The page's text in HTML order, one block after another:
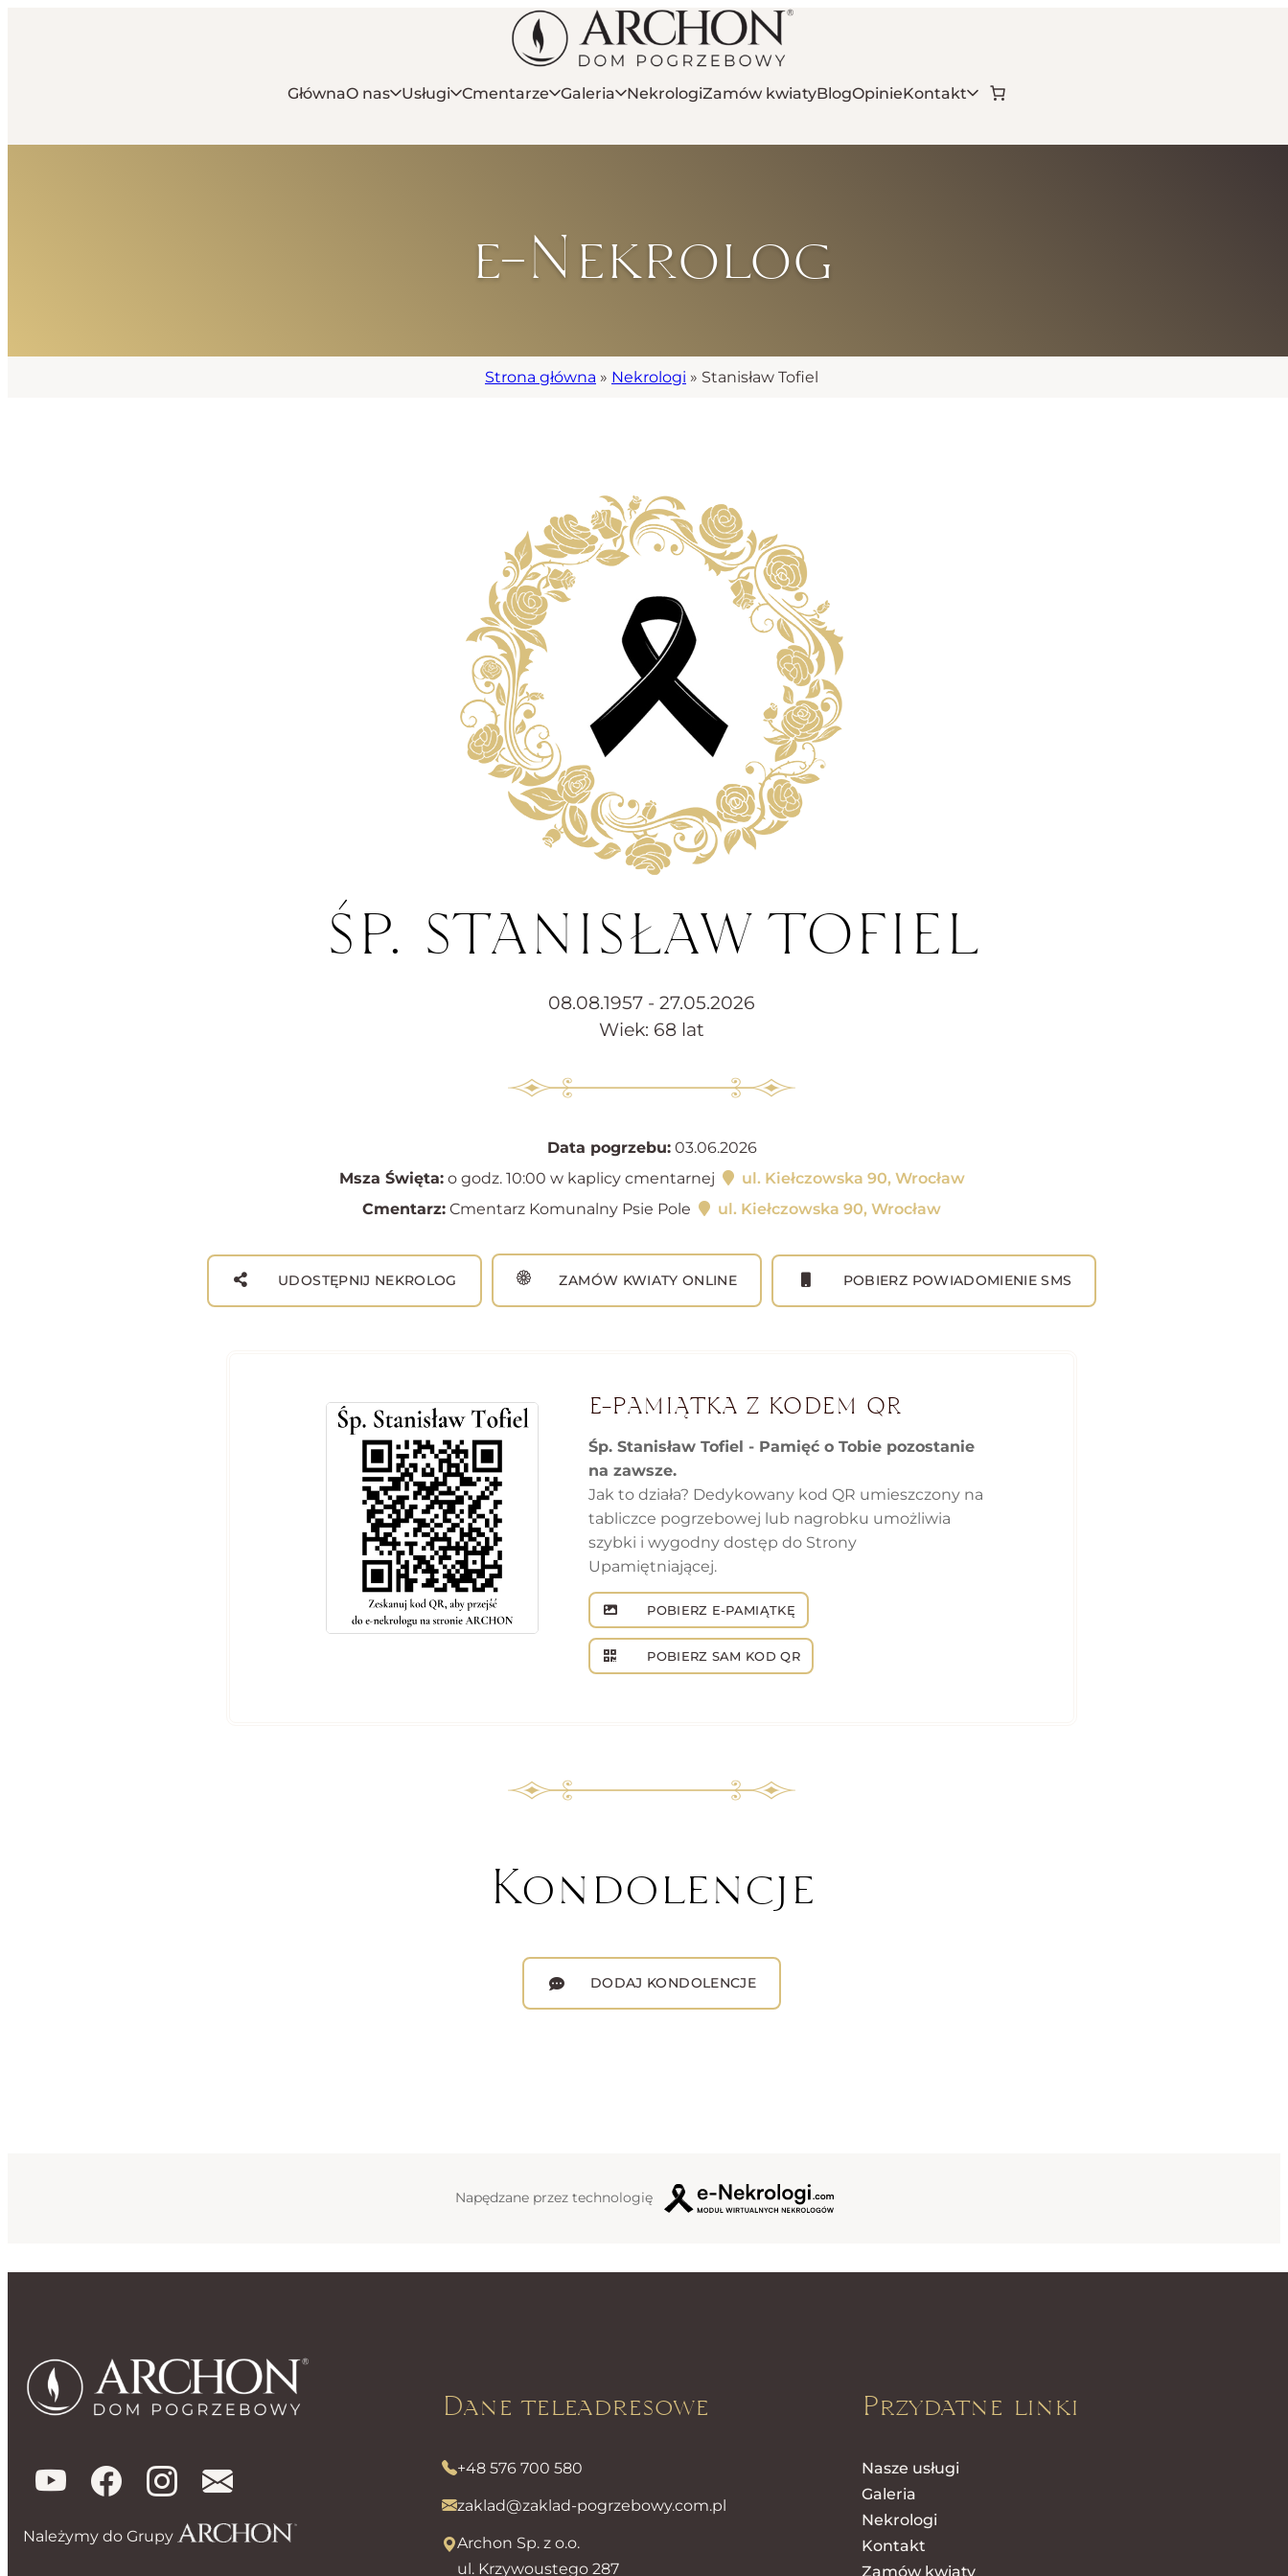
GłównaO nas Usługi Cmentarze Galeria NekrologiZamów kwiatyBlogOpinieKontakt
e-Nekrolog
Strona główna » Nekrologi » Stanisław Tofiel
ŚP. STANISŁAW TOFIEL
08.08.1957 - 27.05.2026
Wiek: 68 lat
Data pogrzebu:03.06.2026
Msza Święta:o godz. 10:00 w kaplicy cmentarnej
ul. Kiełczowska 90, Wrocław
Cmentarz: Cmentarz Komunalny Psie Pole ul. Kiełczowska 90, Wrocław
UDOSTĘPNIJ NEKROLOG ZAMÓW KWIATY ONLINE POBIERZ POWIADOMIENIE SMS
E-PAMIĄTKA Z KODEM QR
Śp. Stanisław Tofiel - Pamięć o Tobie pozostanie
na zawsze.
Jak to działa? Dedykowany kod QR umieszczony na
tabliczce pogrzebowej lub nagrobku umożliwia
szybki i wygodny dostęp do Strony
Upamiętniającej.
POBIERZ E-PAMIĄTKĘ
POBIERZ SAM KOD QR
Kondolencje
DODAJ KONDOLENCJE
Napędzane przez technologię
Należymy do Grupy
Dane teleadresowe
+48 576 700 580
zaklad@zaklad-pogrzebowy.com.pl
Archon Sp. z o.o.
ul. Krzywoustego 287
Przydatne linki
Nasze usługi
Galeria
Nekrologi
Kontakt
Zamów kwiaty